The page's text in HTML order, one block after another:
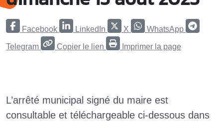
Facebook LinkedIn X WhatsApp
Telegram Copier le lien Imprimer la page
L’arrêté municipal signé du maire est
consultable et téléchargeable ci-dessous dans